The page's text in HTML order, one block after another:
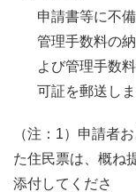
申請書等に不
管理手数料の
よび管理手数
可証を郵送しま
（注：1）申請者
た住民票は、概ね
添付してくださ